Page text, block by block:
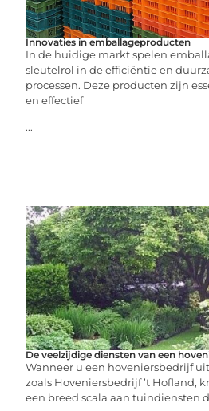
Innovaties in emballageproducten
In de huidige markt spelen
sleutelrol in de efficiëntie en
processen. Deze producten zijn
en effectief
...
De veelzijdige diensten van een
Wanneer u een hoveniersbedrijf
zoals Hoveniersbedrijf ’t Hofland,
een breed scala aan tuindiensten